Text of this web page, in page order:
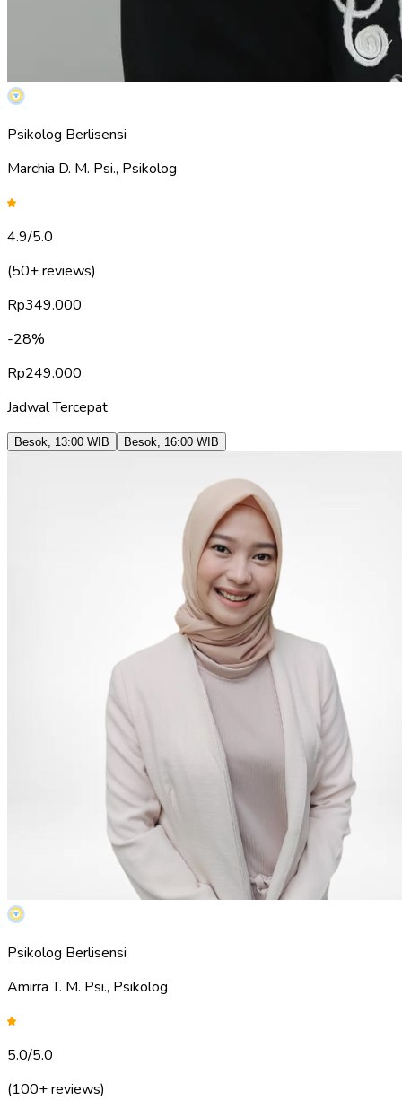
Psikolog Berlisensi
Marchia D. M. Psi., Psikolog
4.9/5.0
(50+ reviews)
Rp349.000
-28%
Rp249.000
Jadwal Tercepat
Besok 13:00 WIB Besok 16:00 WIB
Psikolog Berlisensi
Amirra T. M. Psi., Psikolog
5.0/5.0
(100+ reviews)